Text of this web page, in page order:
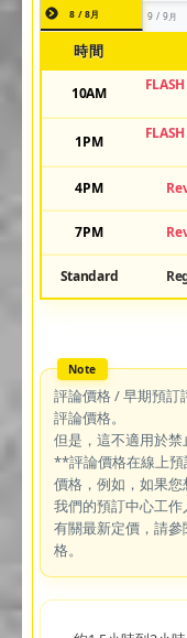
8 / 8月 9 / 9月
時間
10AM
1PM
4PM
7PM
Standard
評論價格 / 早期預訂
評論價格。
但是，這不適用於禁
**評論價格在線上預
價格，例如，如果
我們的預訂中心工作
有關最新定價，請
格。